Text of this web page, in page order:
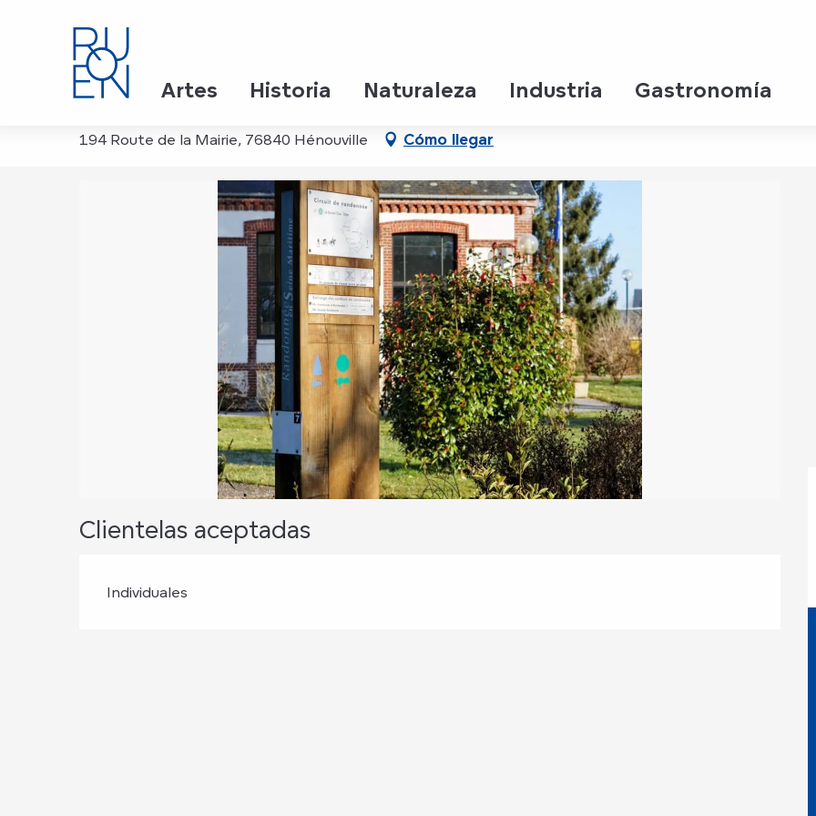
Artes Historia Naturaleza Industria Gastronomía
Le tour d'Hénouville
194 Route de la Mairie, 76840 Hénouville Cómo llegar
Clientelas aceptadas
Individuales